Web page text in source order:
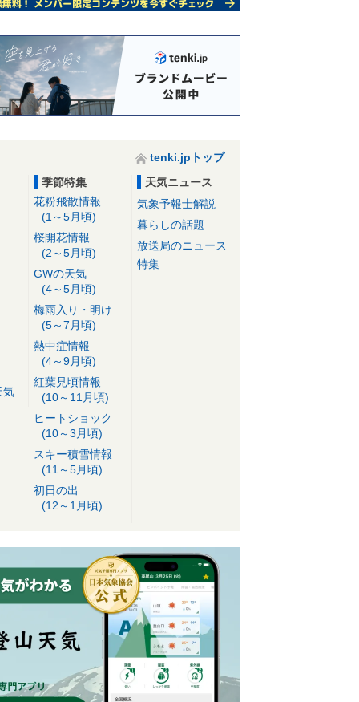
tenki.jpトップ
気
季節特集
花粉飛散情報
(1～5月頃)
桜開花情報
(2～5月頃)
GWの天気
(4～5月頃)
梅雨入り・明け
(5～7月頃)
熱中症情報
(4～9月頃)
紅葉見頃情報
(10～11月頃)
ヒートショック
(10～3月頃)
スキー積雪情報
(11～5月頃)
初日の出
(12～1月頃)
天気ニュース
気象予報士解説
暮らしの話題
放送局のニュース
特集